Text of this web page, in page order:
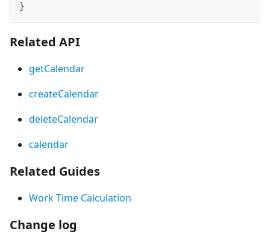
}
Related API
getCalendar
createCalendar
deleteCalendar
calendar
Related Guides
Work Time Calculation
Change log